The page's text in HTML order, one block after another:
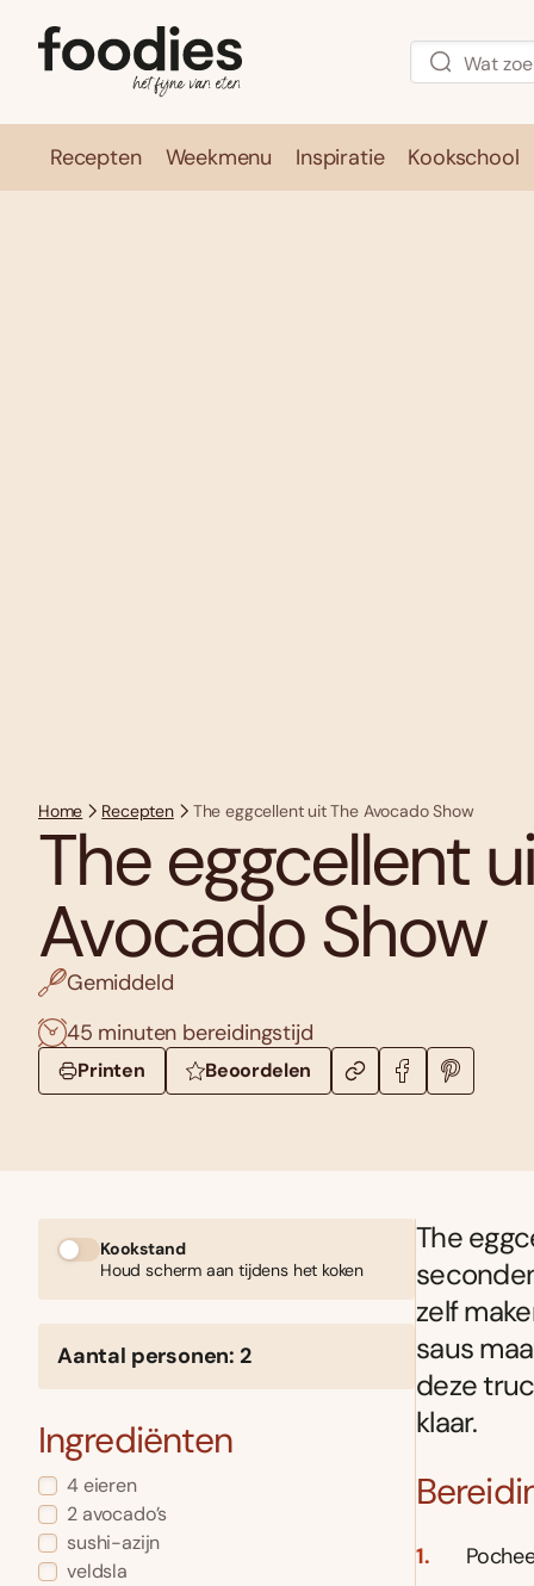
Recepten Weekmenu Inspiratie Kookschool
Home Recepten The eggcellent uit The Avocado Show
The eggcellent
Avocado Show
Gemiddeld
45 minuten bereidingstijd
Printen Beoordelen
Kookstand
Houd scherm aan tijdens het koken
Aantal personen: 2
Ingrediënten
4 eieren
2 avocado’s
sushi-azijn
veldsla
The
zelf
saus
deze
klaar.